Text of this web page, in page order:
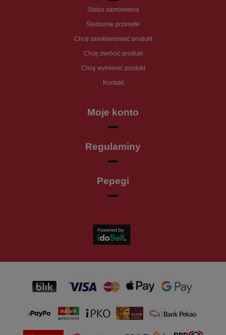
Status zamówienia
Śledzenie przesyłki
Chcę zareklamować produkt
Chcę zwrócić produkt
Chcę wymienić produkt
Kontakt
Moje konto
Regulaminy
Pepegi